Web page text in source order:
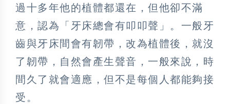
過十多年他的植體都還在，但他卻不滿
意，認為「牙床總會有叩叩聲」。一般牙
齒與牙床間會有韌帶，改為植體後，就沒
了韌帶，自然會產生聲音，一般來說，時
間久了就會適應，但不是每個人都能夠接
受。